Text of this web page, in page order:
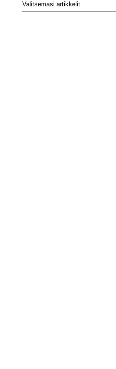
Valitsemasi artikkelit